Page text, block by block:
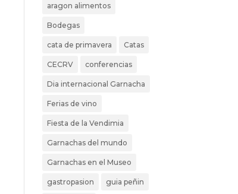
aragon alimentos
Bodegas
cata de primavera Catas
CECRV conferencias
Dia internacional Garnacha
Ferias de vino
Fiesta de la Vendimia
Garnachas del mundo
Garnachas en el Museo
gastropasion guia peñin